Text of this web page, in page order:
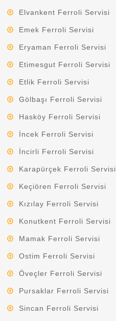
Elvankent Ferroli Servisi
Emek Ferroli Servisi
Eryaman Ferroli Servisi
Etimesgut Ferroli Servisi
Etlik Ferroli Servisi
Gölbaşı Ferroli Servisi
Hasköy Ferroli Servisi
İncek Ferroli Servisi
İncirli Ferroli Servisi
Karapürçek Ferroli Servisi
Keçiören Ferroli Servisi
Kızılay Ferroli Servisi
Konutkent Ferroli Servisi
Mamak Ferroli Servisi
Ostim Ferroli Servisi
Öveçler Ferroli Servisi
Pursaklar Ferroli Servisi
Sincan Ferroli Servisi